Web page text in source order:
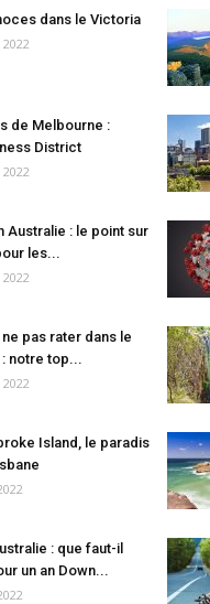
dans le Victoria
de Melbourne :
District
Australie : le point sur
les...
pas rater dans le
notre top...
Island, le paradis
: que faut-il
un an Down...